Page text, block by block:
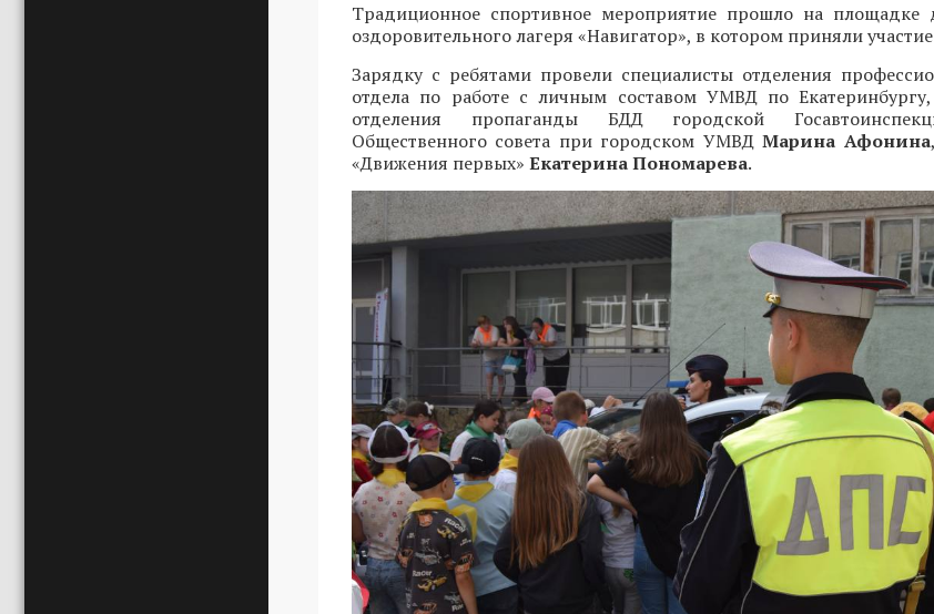
Традиционное спортивное мероприятие прошло на площадке
оздоровительного лагеря «Навигатор», в котором приняли
Зарядку с ребятами провели специалисты отделения
отдела по работе с личным составом УМВД по
отделения пропаганды БДД городской
Общественного совета при городском УМВДМарина Афонина
«Движения первых» Екатерина Пономарева.